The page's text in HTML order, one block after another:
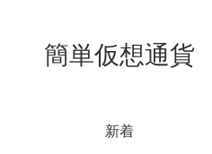
簡単仮想通貨
新着